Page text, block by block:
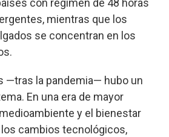
con régimen de 48 horas
mientras que los
se concentran en los
—tras la pandemia— hubo un
En una era de mayor
y el bienestar
cambios tecnológicos,